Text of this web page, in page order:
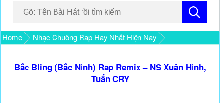
Home Nhạc Chuông Rap Hay Nhất Hiện Nay
Bắc Bling (Bắc Ninh) Rap Remix – NS Xuân Hinh,
Tuấn CRY